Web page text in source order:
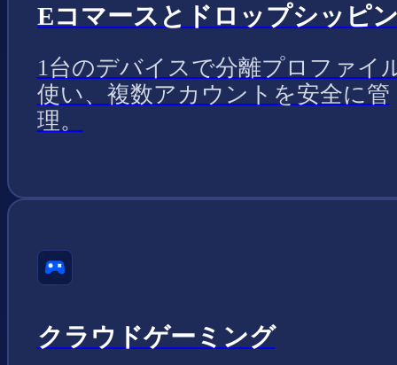
Eコマースとドロップシッピ
1台のデバイスで分離プロファイ
使い、複数アカウントを安全に管
理。
クラウドゲーミング